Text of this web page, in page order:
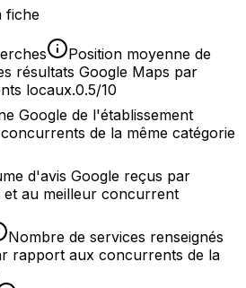
fiche
Position moyenne de
résultats Google Maps par
locaux.0.5/10
Google de l'établissement
de la même catégorie
d'avis Google reçus par
au meilleur concurrent
Nombre de services renseignés
rapport aux concurrents de la